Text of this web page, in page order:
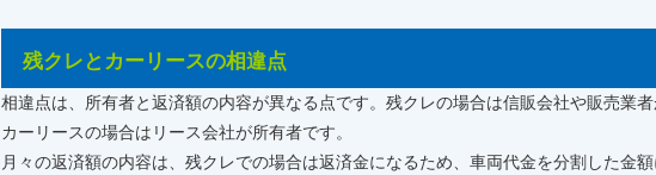
残クレとカーリースの相違点
相違点は、所有者と返済額の内容が異なる点です。残クレの場合は信販会社や販売業者
カーリースの場合はリース会社が所有者です。
月々の返済額の内容は、残クレでの場合は返済金になるため、車両代金を分割した金